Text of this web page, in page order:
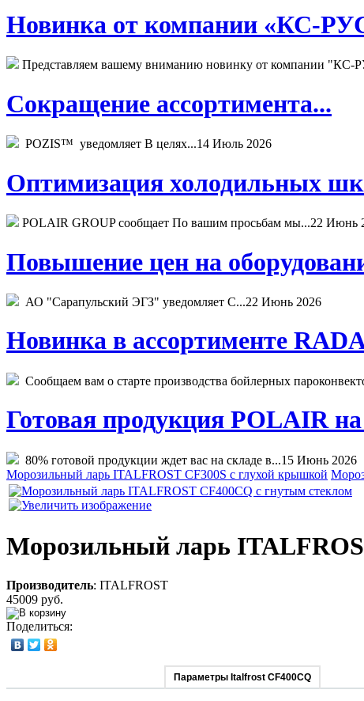
Новинка от компании «КС-
Представляем вашему вниманию новинку от компании
Сокращение ассортимента...
POZIS™ уведомляет В целях...14 Июль 2026
Оптимизация холодильных
POLAIR GROUP сообщает По вашим просьбам мы...22 Июнь
Повышение цен на
АО "Сарапульский ЭГЗ" уведомляет С...22 Июнь 2026
Новинка в ассортименте
Сообщаем вам о старте производства бойлерных
Готовая продукция POLAIR на
80% готовой продукции ждет вас на складе в...15 Июнь 2026
Морозильный ларь ITALFROST CF300S с глухой крышкой
Морозильный ларь
Производитель: ITALFROST
45009 руб.
Поделиться:
Параметры Italfrost CF400CQ